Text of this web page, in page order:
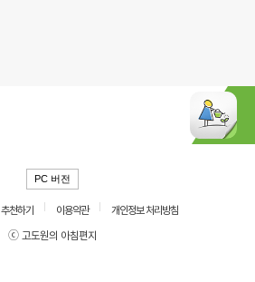
PC 버전
추천하기 이용약관
개인정보 처리방침
ⓒ 고도원의 아침편지